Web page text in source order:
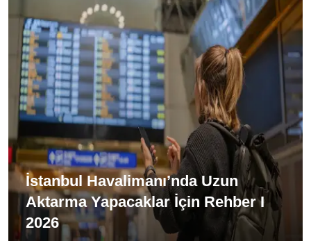
İstanbul Havalimanı’nda Uzun
Aktarma Yapacaklar İçin Rehber I
2026